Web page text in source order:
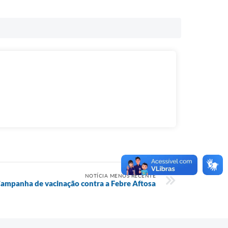
NOTÍCIA MENOS RECENTE
de vacinação contra a Febre Aftosa